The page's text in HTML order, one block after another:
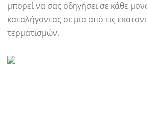
μπορεί να σας οδηγήσει σε κάθε
καταλήγοντας σε μία από τις
τερματισμών.